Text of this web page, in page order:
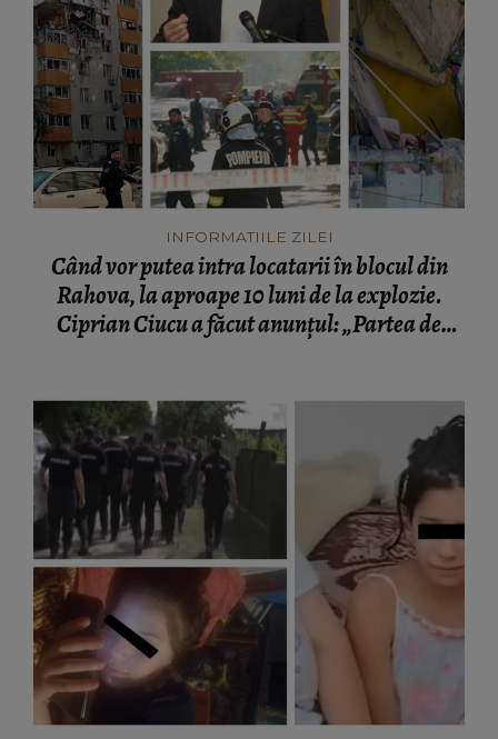
INFORMATIILE ZILEI
Când vor putea intra locatarii în blocul din
Rahova, la aproape 10 luni de la explozie.
Ciprian Ciucu a făcut anunțul: „Partea de